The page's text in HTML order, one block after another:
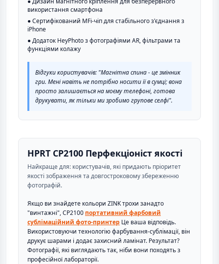
використання смартфона
● Сертифікований MFi-чіп для стабільного з'єднання з
iPhone
● Додаток HeyPhoto з фотографіями AR, фільтрами та
функціями колажу
Відгуки користувачів: "Магнітна спина - це змінник
гри. Мені навіть не потрібно носити її в сумці; вона
просто залишається на моєму телефоні, готова
друкувати, як тільки ми зробимо групове селфі".
HPRT CP2100 Перфекціоніст якості
Найкраще для: користувачів, які придають пріоритет
якості зображення та довгостроковому збереженню
фотографій.
Якщо ви знайдете кольори ZINK трохи занадто
"винтажні", CP2100 портативний фарбовий
сублімаційний фото-принтер Це ваша відповідь.
Використовуючи технологію фарбування-сублімації, він
друкує шарами і додає захисний ламінат. Результат?
Фотографії, які виглядають так, ніби вони походять з
професійної лабораторії.